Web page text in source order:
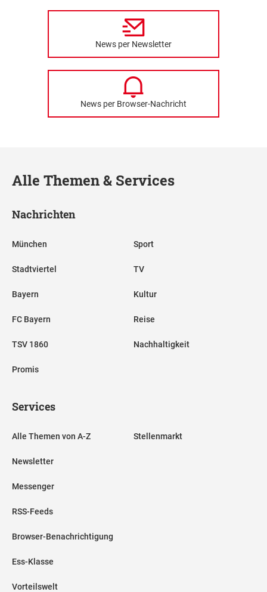
News per Newsletter
News per Browser-Nachricht
Alle Themen & Services
Nachrichten
München
Stadtviertel
Bayern
FC Bayern
TSV 1860
Promis
Sport
TV
Kultur
Reise
Nachhaltigkeit
Services
Alle Themen von A-Z
Newsletter
Messenger
RSS-Feeds
Browser-Benachrichtigung
Ess-Klasse
Vorteilswelt
Stellenmarkt